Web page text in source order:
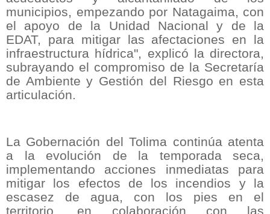
municipios, empezando por Natagaima, con
el apoyo de la Unidad Nacional y de la
EDAT, para mitigar las afectaciones en la
infraestructura hídrica", explicó la directora,
subrayando el compromiso de la Secretaría
de Ambiente y Gestión del Riesgo en esta
articulación.
La Gobernación del Tolima continúa atenta
a la evolución de la temporada seca,
implementando acciones inmediatas para
mitigar los efectos de los incendios y la
escasez de agua, con los pies en el
territorio, en colaboración con las